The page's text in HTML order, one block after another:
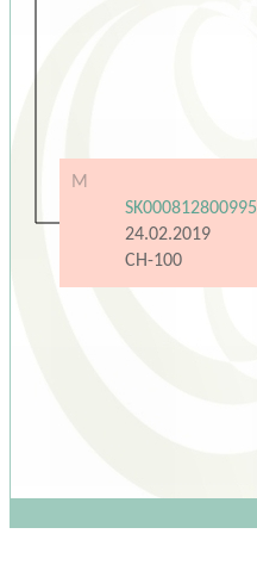
M
SK000812800995
24.02.2019
CH-100